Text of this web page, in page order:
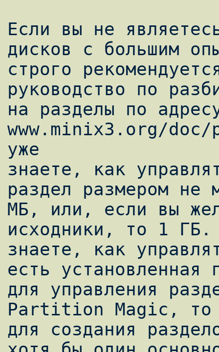
Если вы не
дисков с большим
строго
руководство по
на разделы по
www.minix3.org/
уже
знаете, как
раздел размером не
МБ, или, если вы
исходники, то 1
знаете, как
есть установленная
для управления
Partition Magic, то
для создания